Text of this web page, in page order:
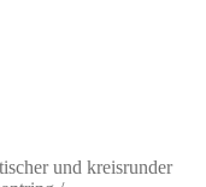
und kreisrunder